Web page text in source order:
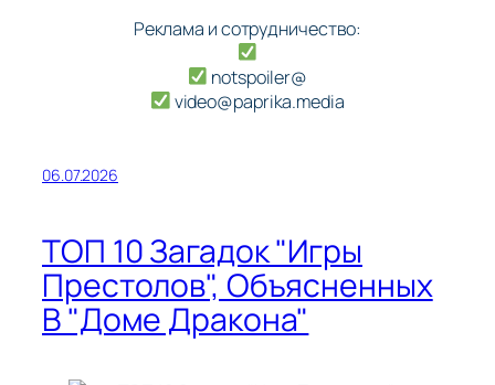
Реклама и сотрудничество:
notspoiler@
video@paprika.media
06.07.2026
ТОП 10 Загадок "Игры
Престолов", Объясненных
В "Доме Дракона"